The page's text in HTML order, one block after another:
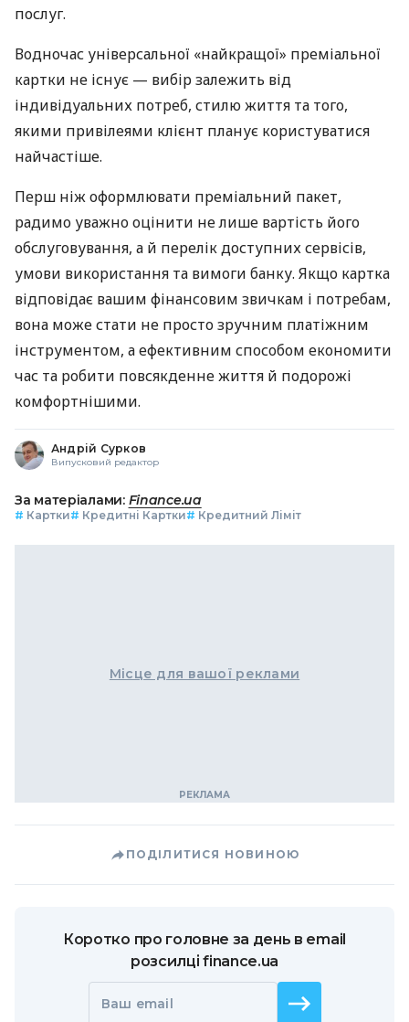
послуг.
Водночас універсальної «найкращої» преміальної
картки не існує — вибір залежить від
індивідуальних потреб, стилю життя та того,
якими привілеями клієнт планує користуватися
найчастіше.
Перш ніж оформлювати преміальний пакет,
радимо уважно оцінити не лише вартість його
обслуговування, а й перелік доступних сервісів,
умови використання та вимоги банку. Якщо картка
відповідає вашим фінансовим звичкам і потребам,
вона може стати не просто зручним платіжним
інструментом, а ефективним способом економити
час та робити повсякденне життя й подорожі
комфортнішими.
Андрій Сурков
Випусковий редактор
За матеріалами: Finance.ua
# Картки# Кредитні Картки# Кредитний Ліміт
Місце для вашої реклами
ПОДІЛИТИСЯ НОВИНОЮ
Коротко про головне за день в email
розсилці finance.ua
Ваш email